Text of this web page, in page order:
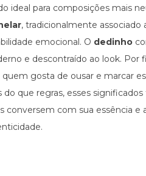
ideal para composições mais
, tradicionalmente
emocional. O dedinho
e descontraído ao look. Por
quem gosta de ousar e marcar
do que regras, esses
conversem com sua essência